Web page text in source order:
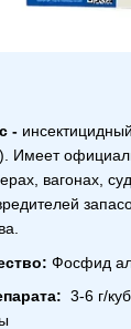
-
Имеет
вагонах,
Фосфид
3-6 г/